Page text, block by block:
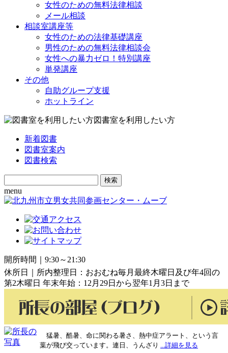
女性のための無料法律相談
メール相談
相談室講座等
女性のための法律基礎講座
男性のための無料法律相談会
女性への暴力ゼロ！特別講座
単発講座
その他
自助グループ支援
ホットライン
図書室を利用したい方
新着図書
図書室案内
図書検索
Search
for:
menu
開所時間｜9:30～21:30
休所日｜所内整理日：おおむね毎月最終木曜日及び年4回の
第2木曜日 年末年始：12月29日から翌年1月3日まで
猛暑、酷暑、命に関わる暑さ、熱中症アラート、という言
葉が飛び交っています。連日、うんざり ...詳細を見る